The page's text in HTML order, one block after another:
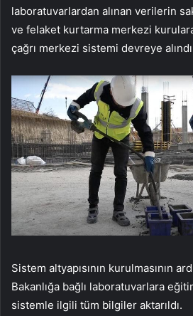
laboratuvarlardan alınan verilerin
ve felaket kurtarma merkezi
çağrı merkezi sistemi devreye
Sistem altyapısının kurulmasının
Bakanlığa bağlı laboratuvarlara
sistemle ilgili tüm bilgiler aktarıldı.